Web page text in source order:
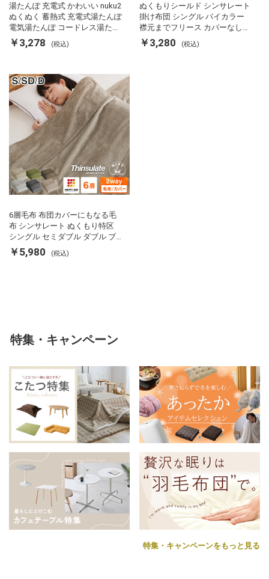
湯たんぽ 充電式 かわいい nuku2
ぬくぬく 蓄熱式 充電式湯たんぽ
電気湯たんぽ コードレス湯たん
ぽ エコ 節電 節約 省エネ 充電式
エコ電気あんか EWT-2143 スリ
￥3,278 (税込)
ぬくもりシールド シンサレート
掛け布団 シングル バイカラー
襟元までフリース カバーなしで
使える 軽い 丸洗い 断熱 保温 抗
菌防臭 洗える 防ダニ 軽量 ホコ
￥3,280 (税込)
6層毛布 布団カバーにもなる毛
布 シンサレート ぬくもり特区
シングル セミダブル ダブル ブ
ランケット 掛け布団カバー フラ
ンネル 保温 蓄熱 吸湿 発熱 断熱
￥5,980 (税込)
特集・キャンペーン
特集・キャンペーンをもっと見る